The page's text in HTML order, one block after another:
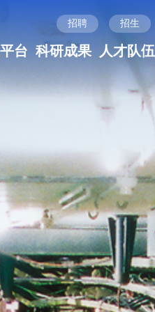
招聘 招生
台 科研成果 人才队伍